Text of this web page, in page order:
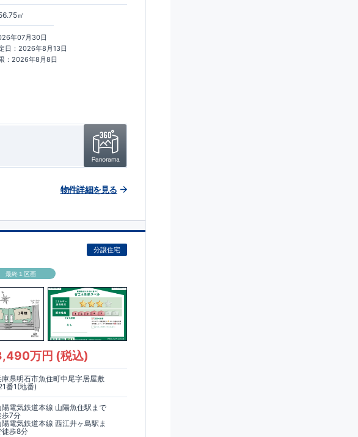
を評価されていま
倍の暴風に対して
ロセスに携わって
きる住宅の品質を長
60年間の保証制度
いたします。
㎡
年07月30日
日：2026年8月13日
：2026年8月8日
物件詳細を見る
分譲住宅
最終１区画
万円 (税込)
庫県明石市魚住町中尾字居屋敷
番1(地番)
陽電気鉄道本線 山陽魚住駅まで
歩7分
陽電気鉄道本線 西江井ヶ島駅ま
徒歩8分